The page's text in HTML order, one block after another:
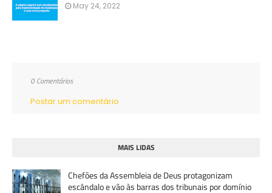
May 24, 2022
0 Comentários
Postar um comentário
MAIS LIDAS
Chefões da Assembleia de Deus protagonizam
escândalo e vão às barras dos tribunais por domínio